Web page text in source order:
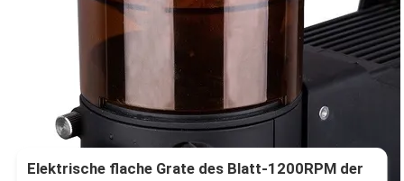
Elektrische flache Grate des Blatt-1200RPM der